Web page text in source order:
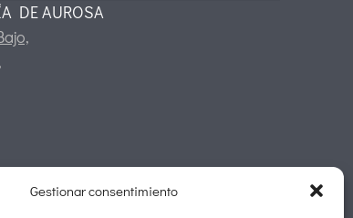
Gestionar consentimiento
DE AUROSA